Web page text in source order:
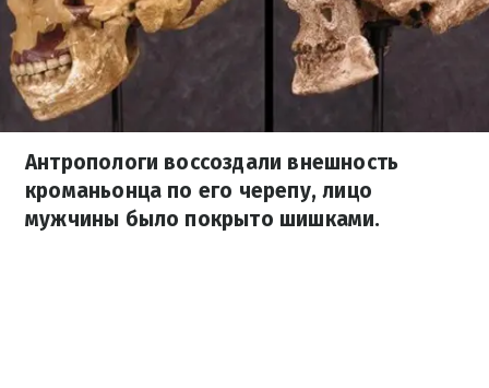
Антропологи воссоздали внешность
кроманьонца по его черепу, лицо
мужчины было покрыто шишками.